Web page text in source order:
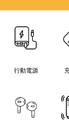
行動電源